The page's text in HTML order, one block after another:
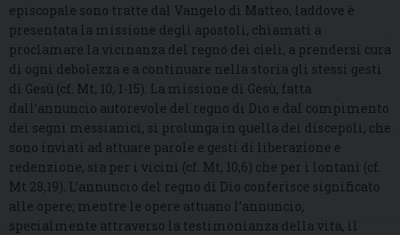
episcopale sono tratte dal Vangelo di Matteo, laddove è
presentata la missione degli apostoli, chiamati a
proclamare la vicinanza del regno dei cieli, a prendersi cura
di ogni debolezza e a continuare nella storia gli stessi gesti
di Gesù (cf. Mt, 10, 1-15). La missione di Gesù, fatta
dall’annuncio autorevole del regno di Dio e dal compimento
dei segni messianici, si prolunga in quella dei discepoli, che
sono inviati ad attuare parole e gesti di liberazione e
redenzione, sia per i vicini (cf. Mt, 10,6) che per i lontani (cf.
Mt 28,19). L’annuncio del regno di Dio conferisce significato
alle opere; mentre le opere attuano l’annuncio,
specialmente attraverso la testimonianza della vita, il